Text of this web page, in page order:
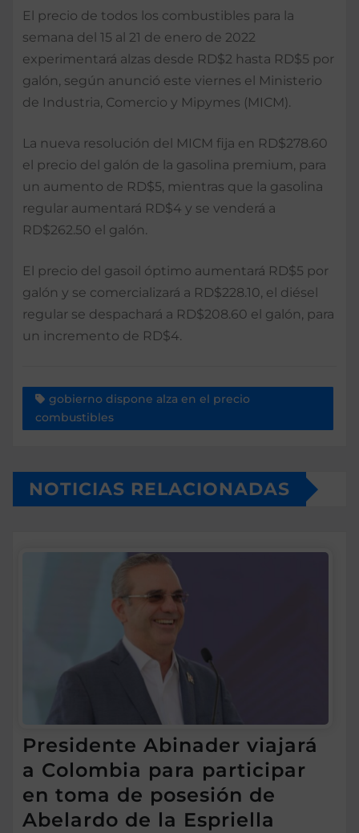
El precio de todos los combustibles para la
semana del 15 al 21 de enero de 2022
experimentará alzas desde RD$2 hasta RD$5 por
galón, según anunció este viernes el Ministerio
de Industria, Comercio y Mipymes (MICM).
La nueva resolución del MICM fija en RD$278.60
el precio del galón de la gasolina premium, para
un aumento de RD$5, mientras que la gasolina
regular aumentará RD$4 y se venderá a
RD$262.50 el galón.
El precio del gasoil óptimo aumentará RD$5 por
galón y se comercializará a RD$228.10, el diésel
regular se despachará a RD$208.60 el galón, para
un incremento de RD$4.
gobierno dispone alza en el precio
combustibles
NOTICIAS RELACIONADAS
Presidente Abinader viajará
a Colombia para participar
en toma de posesión de
Abelardo de la Espriella